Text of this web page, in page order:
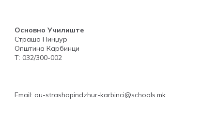
Основно Училиште
Страшо Пинџур
Општина Карбинци
Т: 032/300-002
Email: ou-strashopindzhur-karbinci@schools.mk